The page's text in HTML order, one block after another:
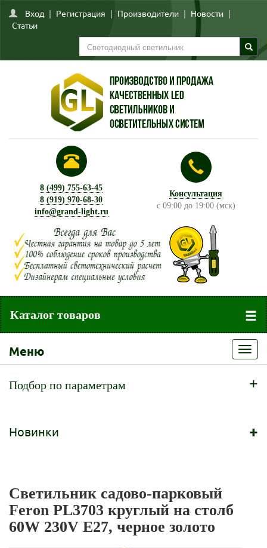
Вход | Регистрация | Производители | Новости |
Статьи
8 (499) 755-63-45
8 (919) 970-68-30
info@grand-light.ru
Консультация
с 09:00 до 19:00 (мск)
Каталог товаров
Меню
Подбор по параметрам +
Новинки +
Светильник садово-парковый
Feron PL3703 круглый на столб
60W 230V E27, черное золото